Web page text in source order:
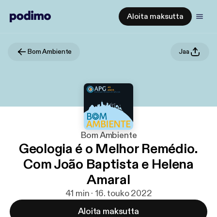
Aloita maksutta
Bom Ambiente Jaa
Bom Ambiente
Geologia é o Melhor Remédio.
Com João Baptista e Helena
Amaral
41 min · 16. touko 2022
Aloita maksutta